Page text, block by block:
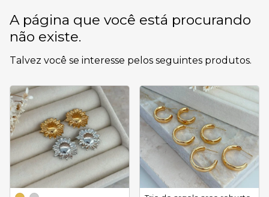
A página que você está procurando
não existe.
Talvez você se interesse pelos seguintes produtos.